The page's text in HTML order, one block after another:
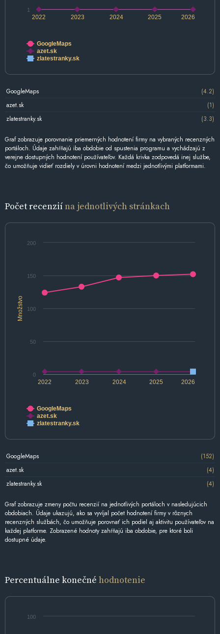
2022 2024 2026
2023 2025
1
GoogleMaps
azet.sk
zlatestranky.sk
GoogleMaps
(4.2)
azet.sk
(1)
zlatestranky.sk
(3.3)
Graf zobrazuje porovnanie priemerných hodnotení firmy na vybraných recenzných
portáloch. Údaje zahŕňajú iba obdobie od spustenia programu a vychádzajú z
verejne dostupných hodnotení používateľov. Každá krivka zodpovedá inej službe,
čo umožňuje vidieť rozdiely v úrovni hodnotení medzi jednotlivými platformami.
Počet recenziína jednotlivých stránkach
Množstvo
2022 2024 2026
2023 2025
0
50
100
150
200
GoogleMaps
azet.sk
zlatestranky.sk
GoogleMaps
(152)
azet.sk
(4)
zlatestranky.sk
(4)
Graf zobrazuje zmeny počtu recenzií na jednotlivých portáloch v nasledujúcich
obdobiach. Údaje ukazujú, ako sa vyvíjal počet hodnotení firmy v rôznych
recenzných službách, čo umožňuje porovnať ich podiel aj aktivitu používateľov na
každej platforme. Zobrazené hodnoty zahŕňajú iba obdobie, pre ktoré boli
dostupné údaje.
Percentuálne konečné hodnotenie
100